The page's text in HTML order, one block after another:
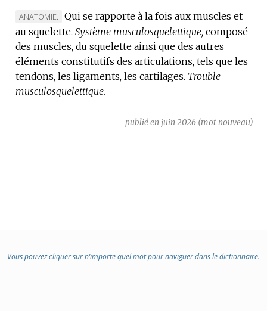
MARQUE
DE
DOMAINE
:
ANATOMIE.
Qui se rapporte à la fois aux muscles et
au squelette. Système musculosquelettique, composé
des muscles, du squelette ainsi que des autres
éléments constitutifs des articulations, tels que les
tendons, les ligaments, les cartilages. Trouble
musculosquelettique.
publié en juin 2026 (mot nouveau)
Vous pouvez cliquer sur n’importe quel mot pour naviguer dans le dictionnaire.